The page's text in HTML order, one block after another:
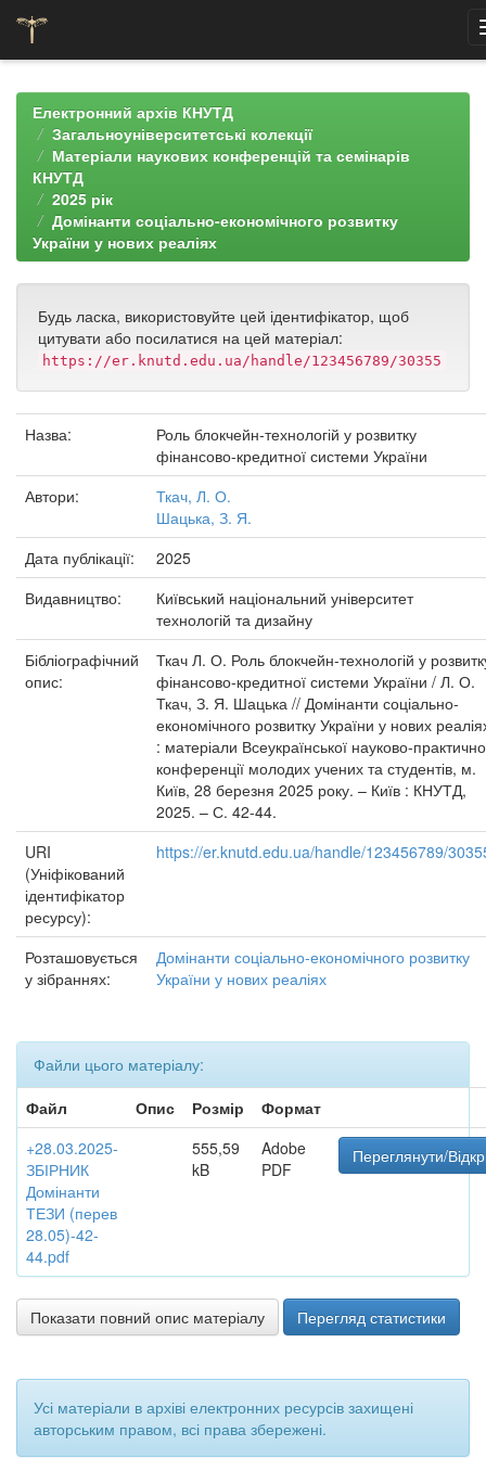
navigationЕлектронний архів КНУТД
Загальноуніверситетські колекції
Матеріали наукових конференцій та семінарів
КНУТД
2025 рік
Домінанти соціально-економічного розвитку
України у нових реаліях
Будь ласка, використовуйте цей ідентифікатор, щоб
цитувати або посилатися на цей матеріал:
https://er.knutd.edu.ua/handle/123456789/30355
Назва:
Роль блокчейн-технологій у розвитку
фінансово-кредитної системи України
Автори:
Ткач, Л. О.
Шацька, З. Я.
Дата публікації:
2025
Видавництво:
Київський національний університет
технологій та дизайну
Бібліографічний
опис:
Ткач Л. О. Роль блокчейн-технологій у
фінансово-кредитної системи України / Л. О.
Ткач, З. Я. Шацька // Домінанти соціально-
економічного розвитку України у нових
: матеріали Всеукраїнської науково-
конференції молодих учених та студентів, м.
Київ, 28 березня 2025 року. – Київ : КНУТД,
2025. – С. 42-44.
URI
(Уніфікований
ідентифікатор
ресурсу):
https://er.knutd.edu.ua/handle/123456789/
Розташовується
у зібраннях:
Домінанти соціально-економічного розвитку
України у нових реаліях
Файли цього матеріалу:
Файл
Опис Розмір
Формат
+28.03.2025-
ЗБІРНИК
Домінанти
ТЕЗИ (перев
28.05)-42-
44.pdf
555,59
kB
Adobe
PDF
Переглянути/
Показати повний опис матеріалу Перегляд статистики
Усі матеріали в архіві електронних ресурсів захищені
авторським правом, всі права збережені.